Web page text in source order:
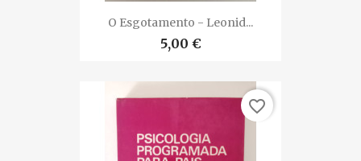
O Esgotamento - Leonid...
5,00 €
favorite_border